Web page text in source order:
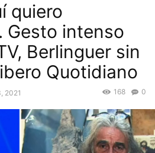
quiero
Gesto intenso
Berlinguer sin
Quotidiano
2021 0
168